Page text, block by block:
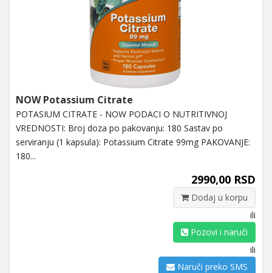
NOW Potassium Citrate
POTASIUM CITRATE - NOW PODACI O NUTRITIVNOJ
VREDNOSTI: Broj doza po pakovanju: 180 Sastav po
serviranju (1 kapsula): Potassium Citrate 99mg PAKOVANJE:
180...
2990,00 RSD
Dodaj u korpu
ili
Pozovi i naruči
ili
Naruči preko SMS